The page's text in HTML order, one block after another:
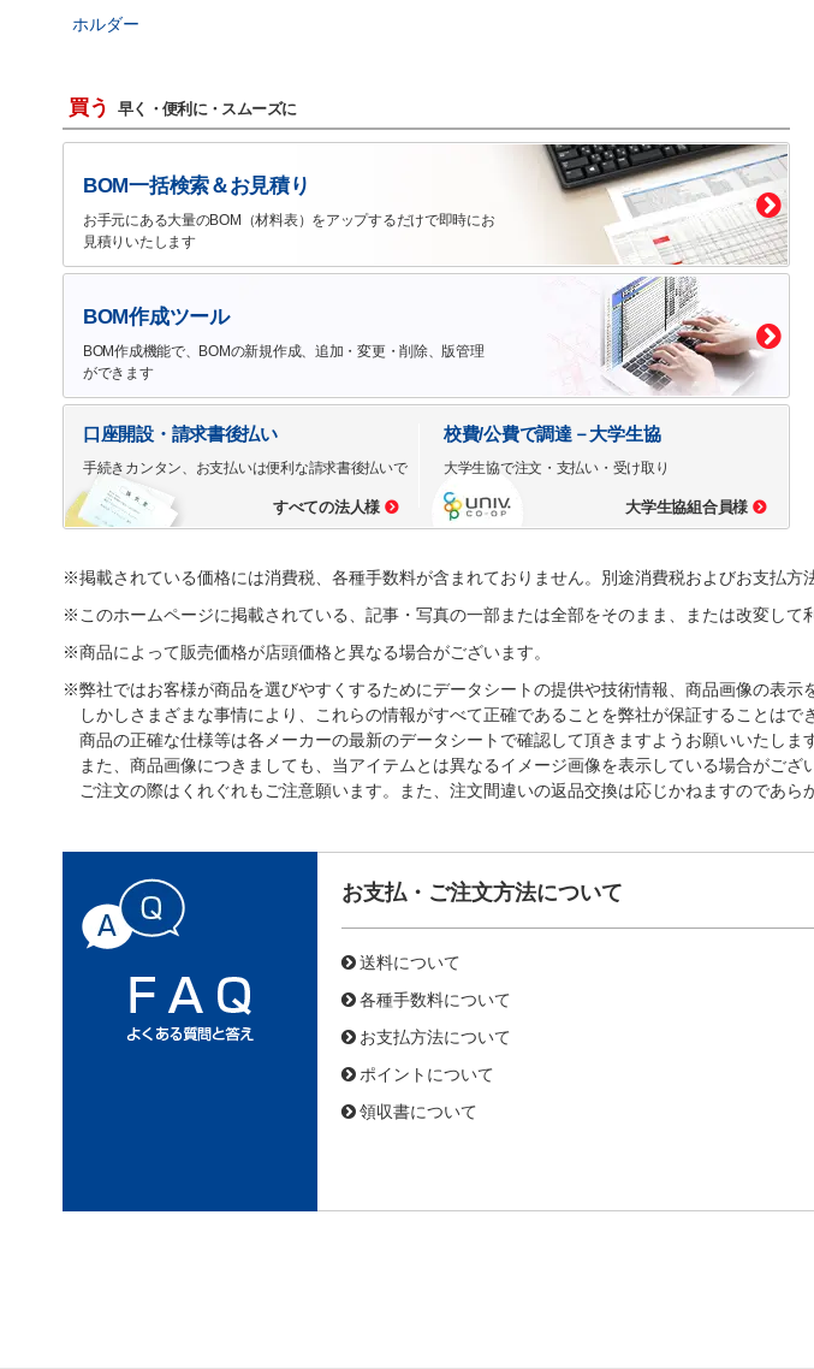
ホルダー
買う 早く・便利に・スムーズに
BOM一括検索＆お見積り
お手元にある大量のBOM（材料表）をアップするだけで即時にお
見積りいたします
BOM作成ツール
BOM作成機能で、BOMの新規作成、追加・変更・削除、版管理
ができます
口座開設・請求書後払い
手続きカンタン、お支払いは便利な請求書後払いで
すべての法人様
校費/公費で調達－大学生協
大学生協で注文・支払い・受け取り
大学生協組合員様
※掲載されている価格には消費税、各種手数料が含まれておりません。別途消費税およびお支払方
※このホームページに掲載されている、記事・写真の一部または全部をそのまま、または改変して
※商品によって販売価格が店頭価格と異なる場合がございます。
※弊社ではお客様が商品を選びやすくするためにデータシートの提供や技術情報、商品画像の表示
しかしさまざまな事情により、これらの情報がすべて正確であることを弊社が保証することはで
商品の正確な仕様等は各メーカーの最新のデータシートで確認して頂きますようお願いいたします
また、商品画像につきましても、当アイテムとは異なるイメージ画像を表示している場合がござ
ご注文の際はくれぐれもご注意願います。また、注文間違いの返品交換は応じかねますのであら
お支払・ご注文方法について
送料について
各種手数料について
お支払方法について
ポイントについて
領収書について